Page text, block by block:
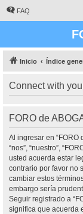
FAQ
Inicio Índice
Connect with
FORO de
Al ingresar en “FORO
“nos”, “nuestro”,
usted acuerda estar
contrario por favor no
cambiar estos
embargo sería
Seguir registrado a
significa que acuerda